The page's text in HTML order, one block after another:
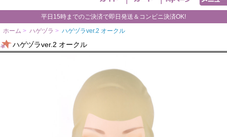
平日15時までのご決済で即日発送＆コンビニ決済OK!
ホーム > ハゲヅラ > ハゲヅラver.2 オークル
ハゲヅラver.2 オークル